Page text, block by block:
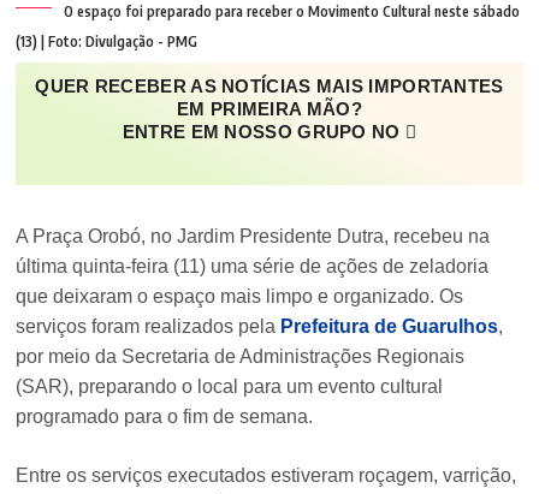
O espaço foi preparado para receber o Movimento Cultural neste sábado
(13) | Foto: Divulgação - PMG
QUER RECEBER AS NOTÍCIAS MAIS IMPORTANTES
EM PRIMEIRA MÃO?
ENTRE EM NOSSO GRUPO NO
A Praça Orobó, no Jardim Presidente Dutra, recebeu na
última quinta-feira (11) uma série de ações de zeladoria
que deixaram o espaço mais limpo e organizado. Os
serviços foram realizados pela Prefeitura de Guarulhos,
por meio da Secretaria de Administrações Regionais
(SAR), preparando o local para um evento cultural
programado para o fim de semana.
Entre os serviços executados estiveram roçagem, varrição,